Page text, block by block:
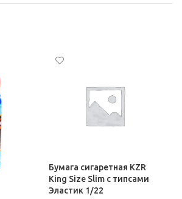
Бумага сигаретная KZR
King Size Slim с типсами
Эластик 1/22